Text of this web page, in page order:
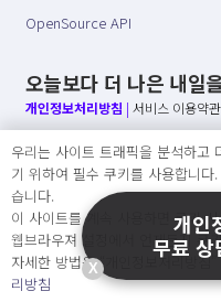
OpenSource API
오늘보다 더 나은 내일
개인정보처리방침 | 서비스 이용약관
○ 개인정보보호 컴플라이언스를
○ 정보주체의 권리를 보장하겠습
○ 기업의 개인정보보호를 위한 효율
Copyright Ⓒ
우리는 사이트 트래픽을 분석하고
기 위하여 필수 쿠키를 사용합니
습니다.
이 사이트를 계속 사용하면 쿠키 사
웹브라우져 설정에서 언제든지 쿠
자세한 방법은 “개인정보처리방침
리방침
X
개인
무료 상